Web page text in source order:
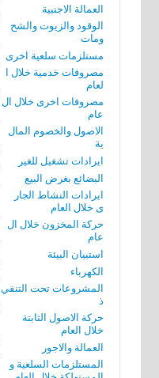
العمالة الاجنبية
الوقود والزيوت والشح
ومات
مستلزمات سلعية اخرى
مصروفات خدمية خلال ا
لعام
مصروفات اخرى خلال ال
عام
الاصول والخصوم المال
ية
ايرادات تشغيل للغير
البضائع بغرض البيع
ايرادات النشاط الجار
ى خلال العام
حركة المخزون خلال ال
عام
استبيان البيئة
الكهرباء
المشروعات تحت التنفي
ذ
حركة الاصول الثابتة
خلال العام
العمالة والاجور
المستلزمات السلعية و